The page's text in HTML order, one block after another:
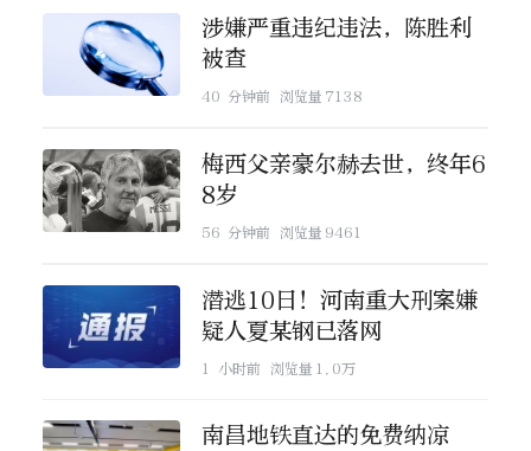
涉嫌严重违纪违法，陈胜利
被查
40 分钟前 浏览量 7138
梅西父亲豪尔赫去世，终年6
8岁
56 分钟前 浏览量 9461
潜逃10日！河南重大刑案嫌
疑人夏某钢已落网
1 小时前 浏览量 1.0万
南昌地铁直达的免费纳凉